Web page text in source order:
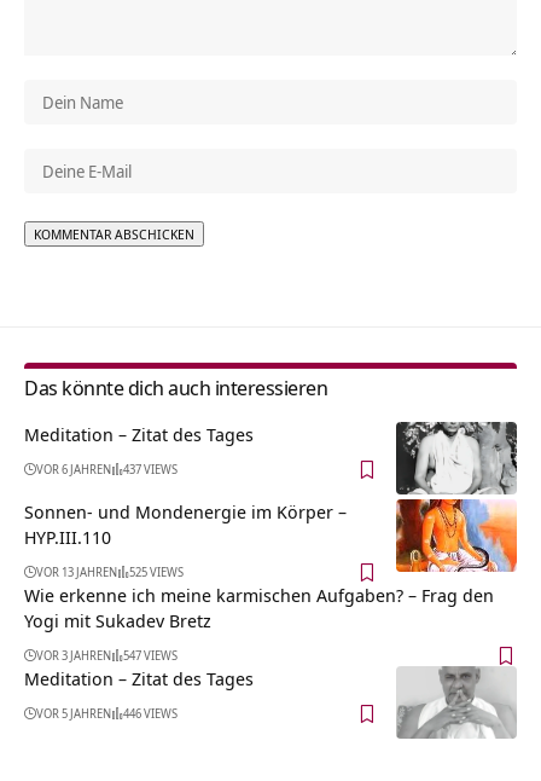
Das könnte dich auch interessieren
Meditation – Zitat des Tages
VOR 6 JAHREN 437 VIEWS
Sonnen- und Mondenergie im Körper –
HYP.III.110
VOR 13 JAHREN 525 VIEWS
Wie erkenne ich meine karmischen Aufgaben? – Frag den
Yogi mit Sukadev Bretz
VOR 3 JAHREN 547 VIEWS
Meditation – Zitat des Tages
VOR 5 JAHREN 446 VIEWS